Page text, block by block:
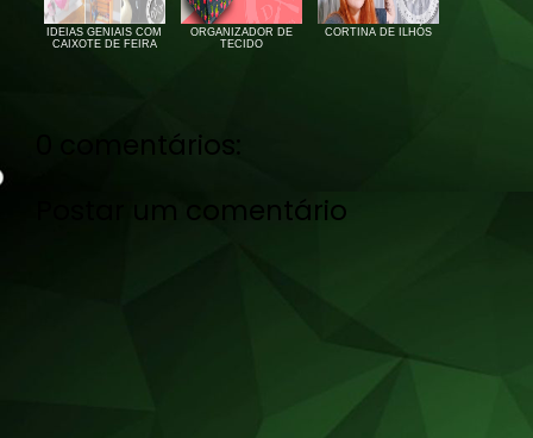
IDEIAS GENIAIS COM
CAIXOTE DE FEIRA
ORGANIZADOR DE
TECIDO
CORTINA DE ILHÓS
0 comentários:
Postar um comentário